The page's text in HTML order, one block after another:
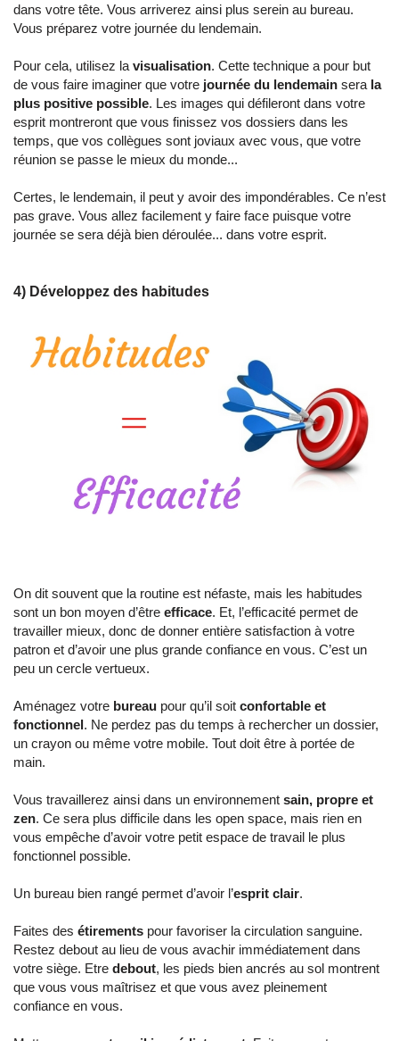
dans votre tête. Vous arriverez ainsi plus serein au bureau.
Vous préparez votre journée du lendemain.
Pour cela, utilisez la visualisation. Cette technique a pour but
de vous faire imaginer que votre journée du lendemain sera la
plus positive possible. Les images qui défileront dans votre
esprit montreront que vous finissez vos dossiers dans les
temps, que vos collègues sont joviaux avec vous, que votre
réunion se passe le mieux du monde...
Certes, le lendemain, il peut y avoir des impondérables. Ce n’est
pas grave. Vous allez facilement y faire face puisque votre
journée se sera déjà bien déroulée... dans votre esprit.
4) Développez des habitudes
On dit souvent que la routine est néfaste, mais les habitudes
sont un bon moyen d’être efficace. Et, l’efficacité permet de
travailler mieux, donc de donner entière satisfaction à votre
patron et d’avoir une plus grande confiance en vous. C’est un
peu un cercle vertueux.
Aménagez votre bureau pour qu’il soit confortable et
fonctionnel. Ne perdez pas du temps à rechercher un dossier,
un crayon ou même votre mobile. Tout doit être à portée de
main.
Vous travaillerez ainsi dans un environnement sain, propre et
zen. Ce sera plus difficile dans les open space, mais rien en
vous empêche d’avoir votre petit espace de travail le plus
fonctionnel possible.
Un bureau bien rangé permet d’avoir l’esprit clair.
Faites des étirements pour favoriser la circulation sanguine.
Restez debout au lieu de vous avachir immédiatement dans
votre siège. Etre debout, les pieds bien ancrés au sol montrent
que vous vous maîtrisez et que vous avez pleinement
confiance en vous.